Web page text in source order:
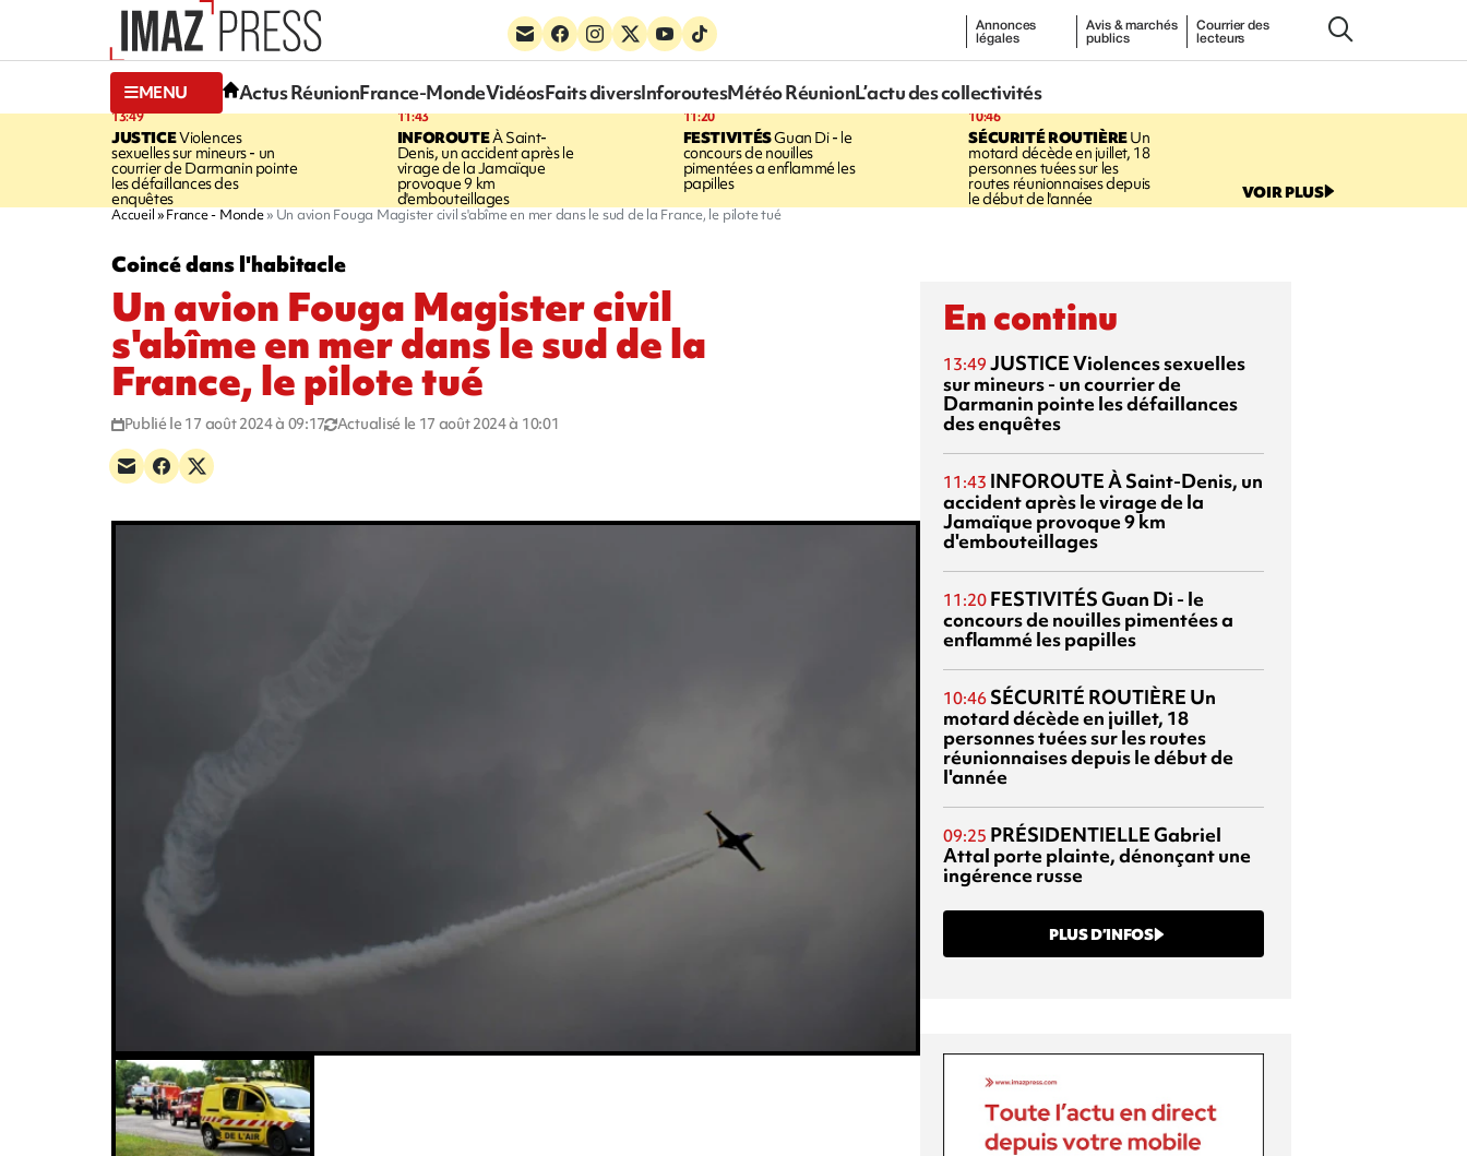
Annonces
légales
Avis & marchés
publics
Courrier des
lecteurs
MENU Actus RéunionFrance-MondeVidéosFaits diversInforoutesMétéo RéunionL’actu des collectivités
13:49
JUSTICEViolences
sexuelles sur mineurs - un
courrier de Darmanin pointe
les défaillances des
enquêtes
11:43
INFOROUTEÀ Saint-
Denis, un accident après le
virage de la Jamaïque
provoque 9 km
d'embouteillages
11:20
FESTIVITÉSGuan Di - le
concours de nouilles
pimentées a enflammé les
papilles
10:46
SÉCURITÉ ROUTIÈREUn
motard décède en juillet, 18
personnes tuées sur les
routes réunionnaises depuis
le début de l'année VOIR PLUS
Accueil France - Monde Un avion Fouga Magister civil s'abîme en mer dans le sud de la France, le pilote tué
Coincé dans l'habitacle
Un avion Fouga Magister civil
s'abîme en mer dans le sud de la
France, le pilote tué
Publié le 17 août 2024 à 09:17 Actualisé le 17 août 2024 à 10:01
En continu
13:49 JUSTICEViolences sexuelles
sur mineurs - un courrier de
Darmanin pointe les défaillances
des enquêtes
11:43 INFOROUTEÀ Saint-Denis, un
accident après le virage de la
Jamaïque provoque 9 km
d'embouteillages
11:20 FESTIVITÉSGuan Di - le
concours de nouilles pimentées a
enflammé les papilles
10:46 SÉCURITÉ ROUTIÈRE Un
motard décède en juillet, 18
personnes tuées sur les routes
réunionnaises depuis le début de
l'année
09:25 PRÉSIDENTIELLEGabriel
Attal porte plainte, dénonçant une
ingérence russe
PLUS D’INFOS